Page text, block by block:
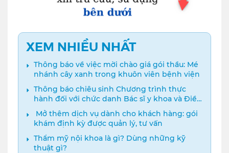
XEM NHIỀU NHẤT
Thông báo về việc mời chào giá gói thầu: Mé
nhánh cây xanh trong khuôn viên bệnh viện
Thông báo chiêu sinh Chương trình thực
hành đối với chức danh Bác sĩ y khoa và Điều
dưỡng năm 2024
️ Mở thêm dịch vụ dành cho khách hàng: gói
khám định kỳ được quản lý, tư vấn
Thẩm mỹ nội khoa là gì? Dùng những kỹ
thuật gì?